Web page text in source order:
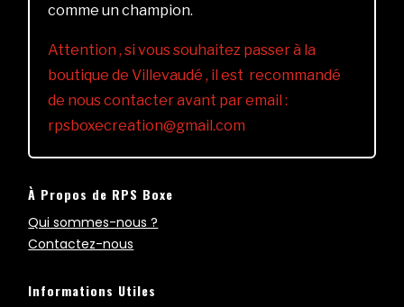
comme un champion.
Attention , si vous souhaitez passer à la
boutique de Villevaudé , il est recommandé
de nous contacter avant par email :
rpsboxecreation@gmail.com
À Propos de RPS Boxe
Qui sommes-nous ?
Contactez-nous
Informations Utiles